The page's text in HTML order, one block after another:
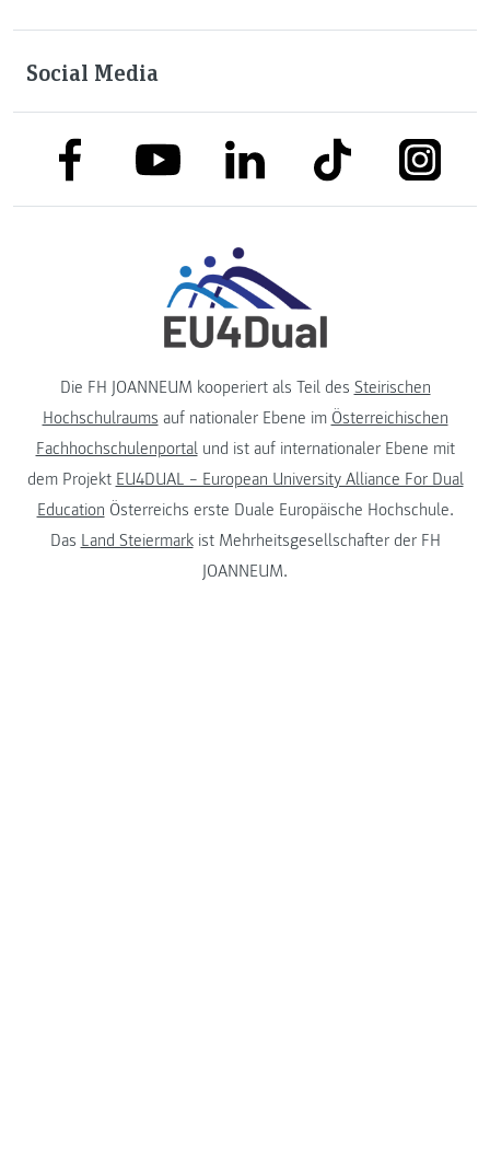
Social Media
link to facebooklink to youtubelink to linkedinlink to tiktok link to
Die FH JOANNEUM kooperiert als Teil des Steirischen
Hochschulraums auf nationaler Ebene im Österreichischen
Fachhochschulenportalund ist auf internationaler Ebene mit
dem Projekt EU4DUAL – European University Alliance For Dual
Education Österreichs erste Duale Europäische Hochschule.
Das Land Steiermarkist Mehrheitsgesellschafter der FH
JOANNEUM.